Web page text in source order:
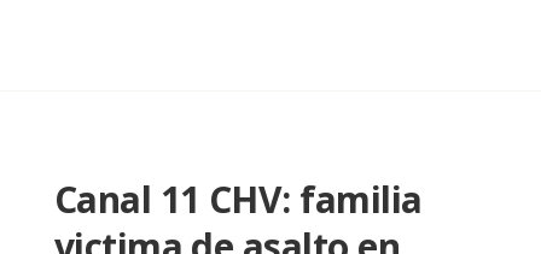
Canal 11 CHV: familia